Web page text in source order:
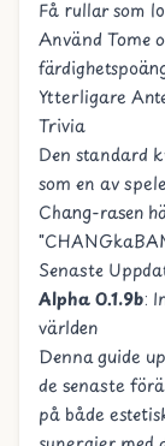
Få rullar som
Använd Tome
Ytterligare
Trivia
Den standard
som en av
Chang-rasen
Senaste
Alpha 0.1.9b:
världen
Denna guide
de senaste
på både